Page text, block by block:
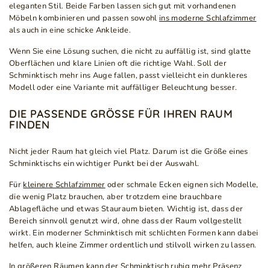
eleganten Stil. Beide Farben lassen sich gut mit vorhandenen
Möbeln kombinieren und passen sowohl ins moderne Schlafzimmer
als auch in eine schicke Ankleide.
Wenn Sie eine Lösung suchen, die nicht zu auffällig ist, sind glatte
Oberflächen und klare Linien oft die richtige Wahl. Soll der
Schminktisch mehr ins Auge fallen, passt vielleicht ein dunkleres
Modell oder eine Variante mit auffälliger Beleuchtung besser.
DIE PASSENDE GRÖSSE FÜR IHREN RAUM F
INDEN
Nicht jeder Raum hat gleich viel Platz. Darum ist die Größe eines
Schminktischs ein wichtiger Punkt bei der Auswahl.
Für kleinere Schlafzimmer oder schmale Ecken eignen sich Modelle,
die wenig Platz brauchen, aber trotzdem eine brauchbare
Ablagefläche und etwas Stauraum bieten. Wichtig ist, dass der
Bereich sinnvoll genutzt wird, ohne dass der Raum vollgestellt
wirkt. Ein moderner Schminktisch mit schlichten Formen kann dabei
helfen, auch kleine Zimmer ordentlich und stilvoll wirken zu lassen.